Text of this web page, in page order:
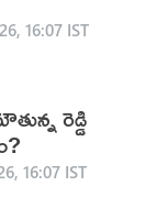
16:07 IST
రెడ్డి
16:07 IST